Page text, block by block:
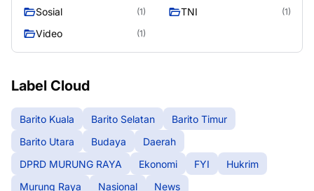
Sosial (1) TNI (1)
Video (1)
Label Cloud
Barito Kuala Barito Selatan
Barito Timur
Barito Utara
Budaya
Daerah
DPRD MURUNG RAYA
Ekonomi FYI
Hukrim
Murung Raya
Nasional
News